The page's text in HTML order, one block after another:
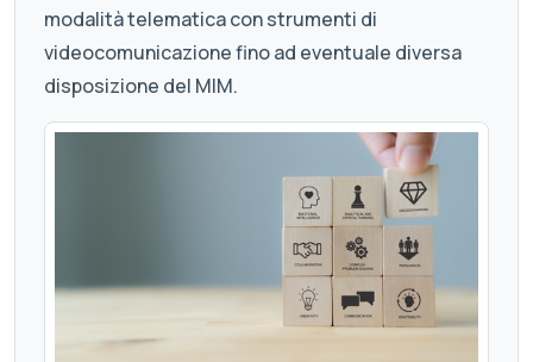
modalità telematica con strumenti di
videocomunicazione fino ad eventuale diversa
disposizione del MIM.